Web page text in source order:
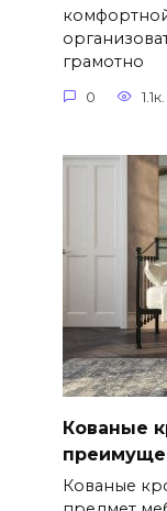
грамотно
0 1.1к.
Кованые
Кованые